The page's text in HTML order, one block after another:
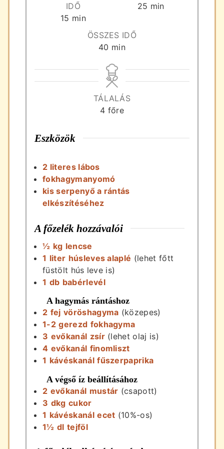
IDŐ
15 perc
min
25 perc
min
ÖSSZES IDŐ
40 perc
min
TÁLALÁS
4 főre
Eszközök
2 literes lábos
fokhagymanyomó
kis serpenyő a rántás
elkészítéséhez
A főzelék hozzávalói
½ kg lencse
1 liter húsleves alaplé (lehet főtt
füstölt hús leve is)
1 db babérlevél
A hagymás rántáshoz
2 fej vöröshagyma (közepes)
1-2 gerezd fokhagyma
3 evőkanál zsír (lehet olaj is)
4 evőkanál finomliszt
1 kávéskanál fűszerpaprika
A végső íz beállításához
2 evőkanál mustár (csapott)
3 dkg cukor
1 kávéskanál ecet (10%-os)
1½ dl tejföl